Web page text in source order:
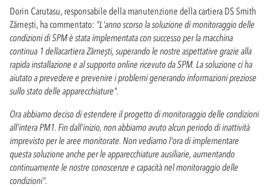
Dorin Carutasu, responsabile della manutenzione della cartiera DS Smith
Zărnești, ha commentato: "L'anno scorso la soluzione di monitoraggio delle
condizioni di SPM è stata implementata con successo per la macchina
continua 1 dellacartieraZărnești, superando le nostre aspettative grazie alla
rapida installazione e al supporto online ricevuto da SPM. La soluzione ci ha
aiutato a prevedere e prevenire i problemi generando informazioni preziose
sullo stato delle apparecchiature".
Ora abbiamo deciso di estendere il progetto di monitoraggio delle condizioni
all'intera PM1. Fin dall'inizio, non abbiamo avuto alcun periodo di inattività
imprevisto per le aree monitorate. Non vediamo l'ora di implementare
questa soluzione anche per le apparecchiature ausiliarie, aumentando
continuamente le nostre conoscenze e capacità nel monitoraggio delle
condizioni".